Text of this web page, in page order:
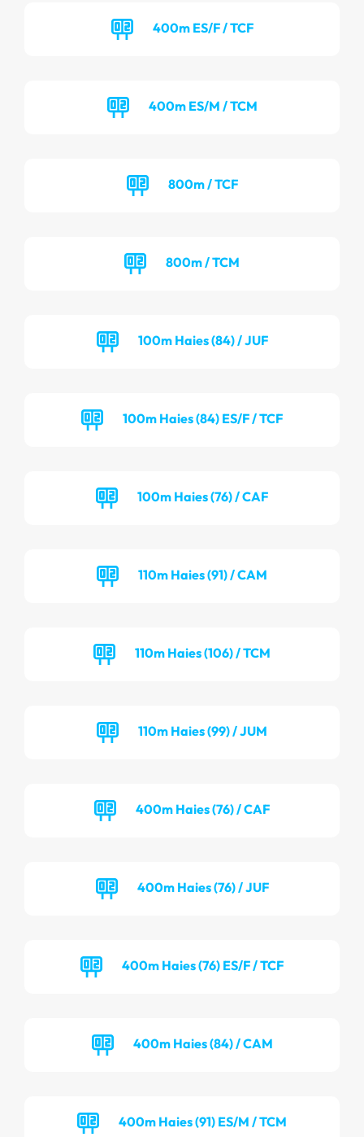
400m ES/F / TCF
400m ES/M / TCM
800m / TCF
800m / TCM
100m Haies (84) / JUF
100m Haies (84) ES/F / TCF
100m Haies (76) / CAF
110m Haies (91) / CAM
110m Haies (106) / TCM
110m Haies (99) / JUM
400m Haies (76) / CAF
400m Haies (76) / JUF
400m Haies (76) ES/F / TCF
400m Haies (84) / CAM
400m Haies (91) ES/M / TCM